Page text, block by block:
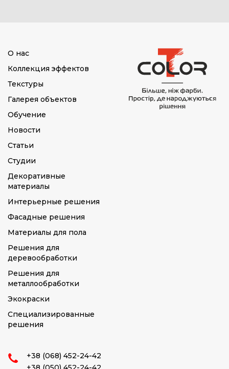
О нас
Коллекция эффектов
Текстуры
Галерея объектов
Обучение
Новости
Статьи
Студии
Декоративные
материалы
Интерьерные решения
Фасадные решения
Материалы для пола
Решения для
деревообработки
Решения для
металлообработки
Экокраски
Специализированные
решения
+38 (068) 452-24-42